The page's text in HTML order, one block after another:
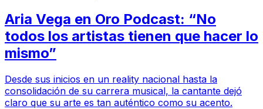
Aria Vega en Oro Podcast: “No
todos los artistas tienen que hacer lo
mismo”
Desde sus inicios en un reality nacional hasta la
consolidación de su carrera musical, la cantante dejó
claro que su arte es tan auténtico como su acento.